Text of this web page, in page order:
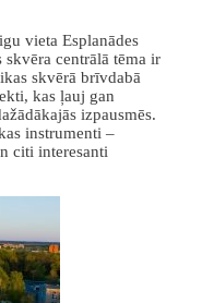
vieta Esplanādes
centrālā tēma ir
skvērā brīvdabā
kas ļauj gan
izpausmēs.
instrumenti –
citi interesanti